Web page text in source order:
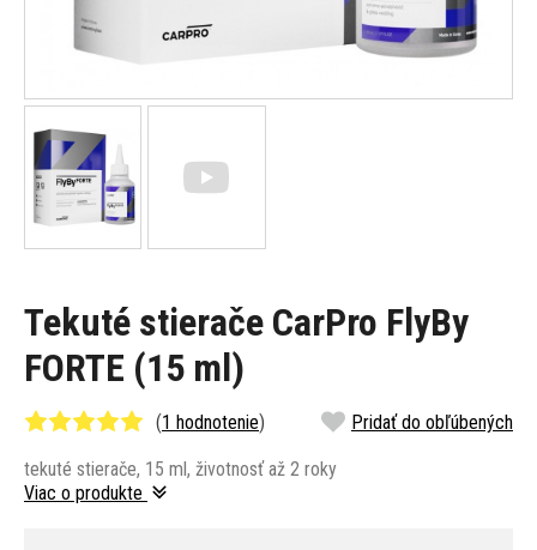
Tekuté stierače CarPro FlyBy
FORTE (15 ml)
(1 hodnotenie) Pridať do obľúbených
tekuté stierače, 15 ml, životnosť až 2 roky
Viac o produkte